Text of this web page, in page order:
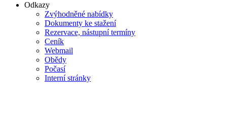
Odkazy
Zvýhodněné nabídky
Dokumenty ke stažení
Rezervace, nástupní termíny
Ceník
Webmail
Obědy
Počasí
Interní stránky